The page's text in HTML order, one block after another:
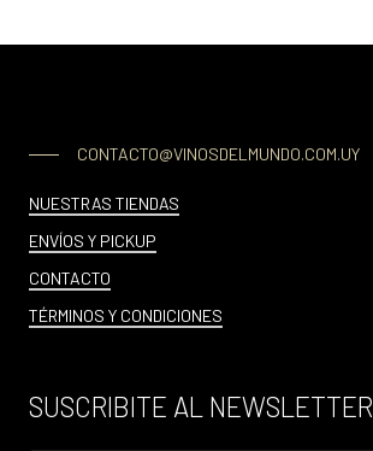
CONTACTO@VINOSDELMUNDO.COM.UY
NUESTRAS TIENDAS
ENVÍOS Y PICKUP
CONTACTO
TÉRMINOS Y CONDICIONES
SUSCRIBITE AL NEWSLETTER